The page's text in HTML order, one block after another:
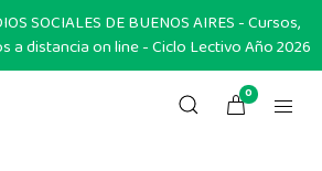
SOCIALES DE BUENOS AIRES - Cursos,
a distancia on line - Ciclo Lectivo Año 2026
0